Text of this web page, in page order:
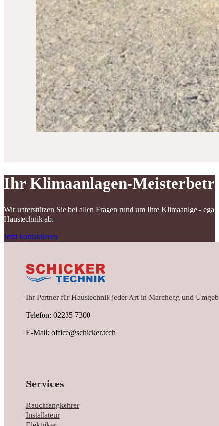
Ihr Klimaanlagen-
Wir unterstützen Sie bei allen Fragen rund um Ihre Klimaanlge -
Haustechnik ab.
Jetzt kontaktieren
Ihr Partner für Haustechnik jeder Art in Marchegg und
Telefon: 02285 7300
E-Mail: office@schicker.tech
Services
Rauchfangkehrer
Installateur